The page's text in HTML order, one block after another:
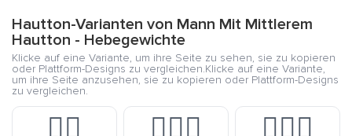
Hautton-Varianten von Mann Mit Mittlerem
Hautton - Hebegewichte
Klicke auf eine Variante, um ihre Seite zu sehen, sie zu kopieren
oder Plattform-Designs zu vergleichen.Klicke auf eine Variante,
um ihre Seite anzusehen, sie zu kopieren oder Plattform-Designs
zu vergleichen.
🏋️‍♂️ 🏋🏻‍♂️ 🏋🏼‍♂️